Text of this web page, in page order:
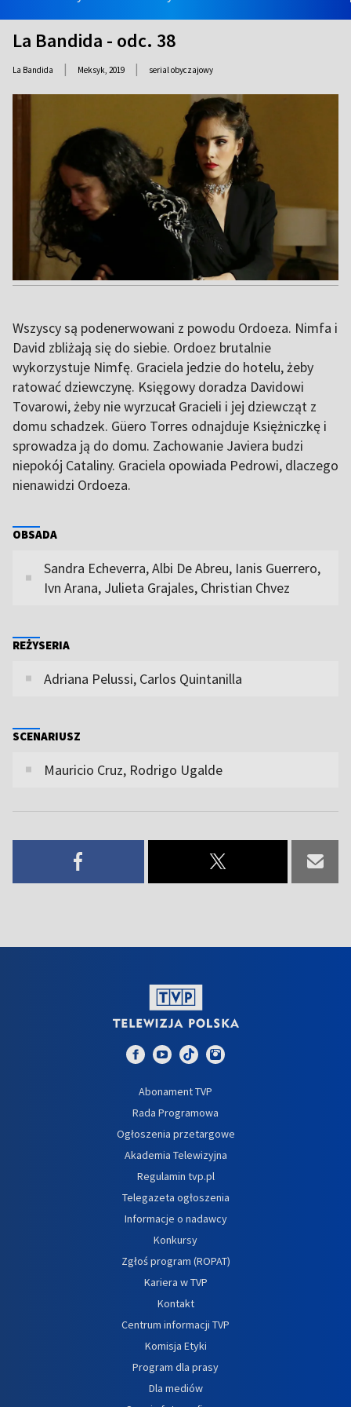
La Bandida - odc. 38
La Bandida | Meksyk, 2019 | serial obyczajowy
Wszyscy są podenerwowani z powodu Ordoeza. Nimfa i
David zbliżają się do siebie. Ordoez brutalnie
wykorzystuje Nimfę. Graciela jedzie do hotelu, żeby
ratować dziewczynę. Księgowy doradza Davidowi
Tovarowi, żeby nie wyrzucał Gracieli i jej dziewcząt z
domu schadzek. Güero Torres odnajduje Księżniczkę i
sprowadza ją do domu. Zachowanie Javiera budzi
niepokój Cataliny. Graciela opowiada Pedrowi, dlaczego
nienawidzi Ordoeza.
OBSADA
Sandra Echeverra, Albi De Abreu, Ianis Guerrero,
Ivn Arana, Julieta Grajales, Christian Chvez
REŻYSERIA
Adriana Pelussi, Carlos Quintanilla
SCENARIUSZ
Mauricio Cruz, Rodrigo Ugalde
Abonament TVP
Rada Programowa
Ogłoszenia przetargowe
Akademia Telewizyjna
Regulamin tvp.pl
Telegazeta ogłoszenia
Informacje o nadawcy
Konkursy
Zgłoś program (ROPAT)
Kariera w TVP
Kontakt
Centrum informacji TVP
Komisja Etyki
Program dla prasy
Dla mediów